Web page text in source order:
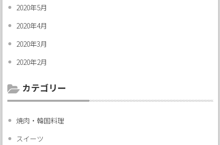
2020年5月
2020年4月
2020年3月
2020年2月
カテゴリー
焼肉・韓国料理
スイーツ